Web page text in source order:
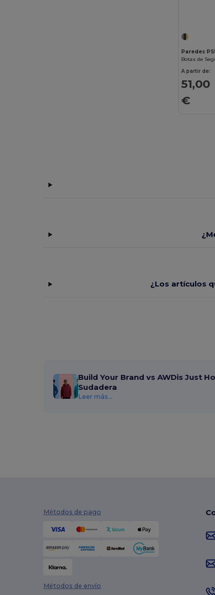
Et si on l'appelait Francis (3)
EXCD by Promodoro
Gildan (112)
Paredes
A partir de:
51,00
€
¿Los artículos
Build Your Brand vs AWDis Just
Sudadera
Leer más...
Métodos de pago
Métodos de envío